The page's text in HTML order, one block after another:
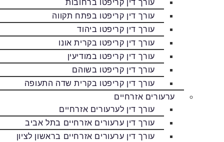
עורך דין קריפטו ברחובות
עורך דין קריפטו בפתח תקווה
עורך דין קריפטו ביהוד
עורך דין קריפטו בקרית אונו
עורך דין קריפטו במודיעין
עורך דין קריפטו בשוהם
עורך דין קריפטו בקרית שדה התעופה
ערעורים אזרחיים
עורך דין לערעורים אזרחיים
עורך דין ערעורים אזרחיים בתל אביב
עורך דין ערעורים אזרחיים בראשון לציון